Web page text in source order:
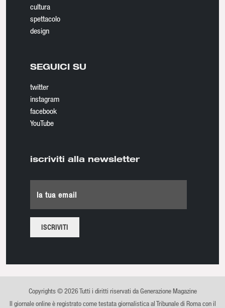
cultura
spettacolo
design
SEGUICI SU
twitter
instagram
facebook
YouTube
iscriviti alla newsletter
la tua email
Copyrights © 2026 Tutti i diritti riservati da Generazione Magazine
Il giornale online è registrato come testata giornalistica al Tribunale di Roma con il